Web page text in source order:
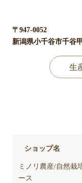
〒947-0052
新潟県小千谷市千谷
生
ショップ名
ミノリ農産/自然栽
ース